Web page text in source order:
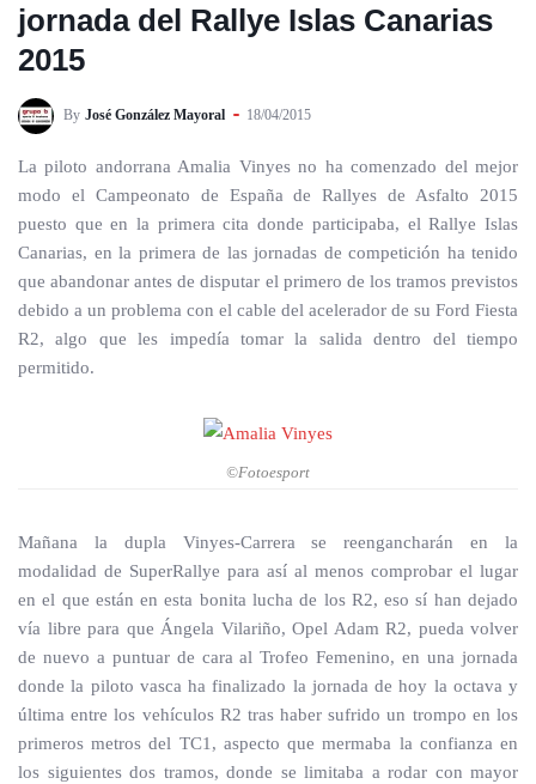
jornada del Rallye Islas Canarias
2015
By José González Mayoral 18/04/2015
La piloto andorrana Amalia Vinyes no ha comenzado del mejor
modo el Campeonato de España de Rallyes de Asfalto 2015
puesto que en la primera cita donde participaba, el Rallye Islas
Canarias, en la primera de las jornadas de competición ha tenido
que abandonar antes de disputar el primero de los tramos previstos
debido a un problema con el cable del acelerador de su Ford Fiesta
R2, algo que les impedía tomar la salida dentro del tiempo
permitido.
©Fotoesport
Mañana la dupla Vinyes-Carrera se reengancharán en la
modalidad de SuperRallye para así al menos comprobar el lugar
en el que están en esta bonita lucha de los R2, eso sí han dejado
vía libre para que Ángela Vilariño, Opel Adam R2, pueda volver
de nuevo a puntuar de cara al Trofeo Femenino, en una jornada
donde la piloto vasca ha finalizado la jornada de hoy la octava y
última entre los vehículos R2 tras haber sufrido un trompo en los
primeros metros del TC1, aspecto que mermaba la confianza en
los siguientes dos tramos, donde se limitaba a rodar con mayor